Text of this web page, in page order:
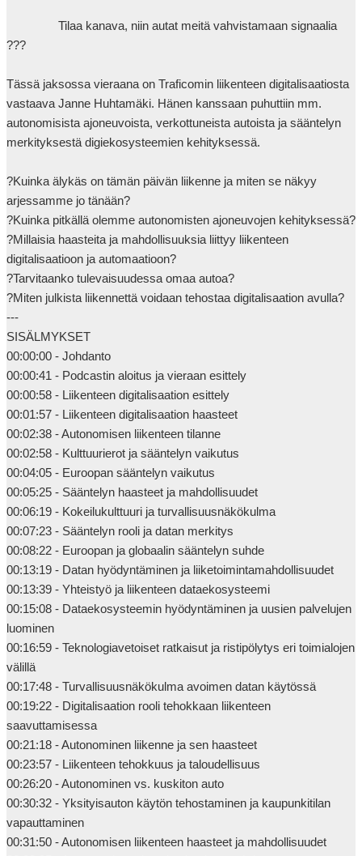
???
Tässä jaksossa vieraana on Traficomin liikenteen digitalisaatiosta
vastaava Janne Huhtamäki. Hänen kanssaan puhuttiin mm.
autonomisista ajoneuvoista, verkottuneista autoista ja sääntelyn
merkityksestä digiekosysteemien kehityksessä.
?Kuinka älykäs on tämän päivän liikenne ja miten se näkyy
arjessamme jo tänään?
?Kuinka pitkällä olemme autonomisten ajoneuvojen kehityksessä?
?Millaisia haasteita ja mahdollisuuksia liittyy liikenteen
digitalisaatioon ja automaatioon?
?Tarvitaanko tulevaisuudessa omaa autoa?
?Miten julkista liikennettä voidaan tehostaa digitalisaation avulla?
---
SISÄLMYKSET
00:00:00 - Johdanto
00:00:41 - Podcastin aloitus ja vieraan esittely
00:00:58 - Liikenteen digitalisaation esittely
00:01:57 - Liikenteen digitalisaation haasteet
00:02:38 - Autonomisen liikenteen tilanne
00:02:58 - Kulttuurierot ja sääntelyn vaikutus
00:04:05 - Euroopan sääntelyn vaikutus
00:05:25 - Sääntelyn haasteet ja mahdollisuudet
00:06:19 - Kokeilukulttuuri ja turvallisuusnäkökulma
00:07:23 - Sääntelyn rooli ja datan merkitys
00:08:22 - Euroopan ja globaalin sääntelyn suhde
00:13:19 - Datan hyödyntäminen ja liiketoimintamahdollisuudet
00:13:39 - Yhteistyö ja liikenteen dataekosysteemi
00:15:08 - Dataekosysteemin hyödyntäminen ja uusien palvelujen
luominen
00:16:59 - Teknologiavetoiset ratkaisut ja ristipölytys eri toimialojen
välillä
00:17:48 - Turvallisuusnäkökulma avoimen datan käytössä
00:19:22 - Digitalisaation rooli tehokkaan liikenteen
saavuttamisessa
00:21:18 - Autonominen liikenne ja sen haasteet
00:23:57 - Liikenteen tehokkuus ja taloudellisuus
00:26:20 - Autonominen vs. kuskiton auto
00:30:32 - Yksityisauton käytön tehostaminen ja kaupunkitilan
vapauttaminen
00:31:50 - Autonomisen liikenteen haasteet ja mahdollisuudet